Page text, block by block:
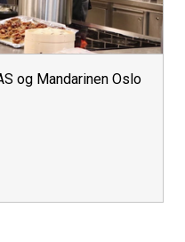
og Mandarinen Oslo